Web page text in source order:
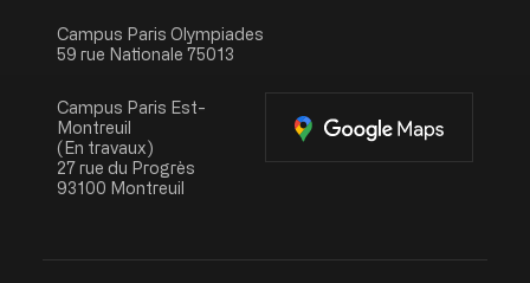
Campus Paris Olympiades
59 rue Nationale 75013
Campus Paris Est-
Montreuil
(En travaux)
27 rue du Progrès
93100 Montreuil